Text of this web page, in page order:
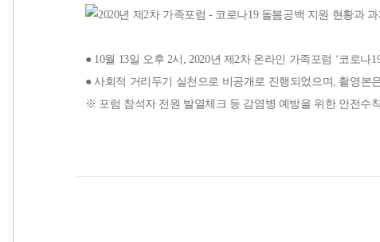
● 10월 13일 오후 2시, 2020년 제2차 온라인 가족포럼 ‘코로
● 사회적 거리두기 실천으로 비공개로 진행되었으며, 촬영본
※ 포럼 참석자 전원 발열체크 등 감염병 예방을 위한 안전수